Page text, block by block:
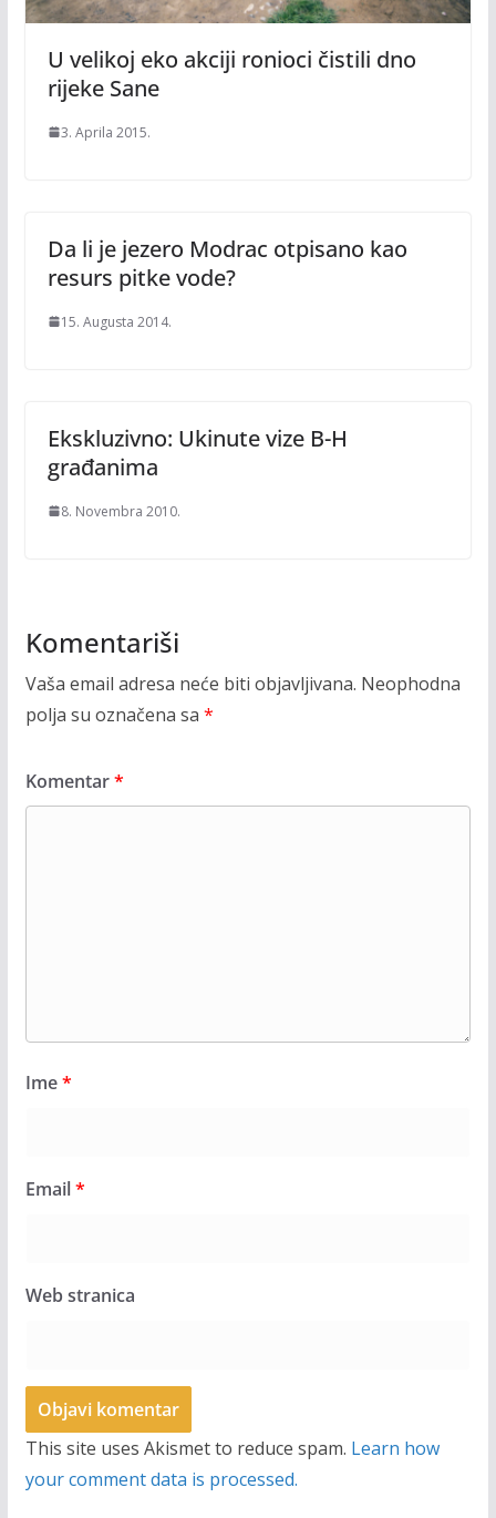
U velikoj eko akciji ronioci čistili dno
rijeke Sane
3. Aprila 2015.
Da li je jezero Modrac otpisano kao
resurs pitke vode?
15. Augusta 2014.
Ekskluzivno: Ukinute vize B-H
građanima
8. Novembra 2010.
Komentariši
Vaša email adresa neće biti objavljivana. Neophodna
polja su označena sa *
Komentar*
Ime*
Email*
Web stranica
This site uses Akismet to reduce spam. Learn how
your comment data is processed.